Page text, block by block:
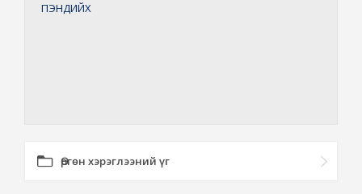
ПЭНДИЙХ
Өргөн хэрэглээний үг